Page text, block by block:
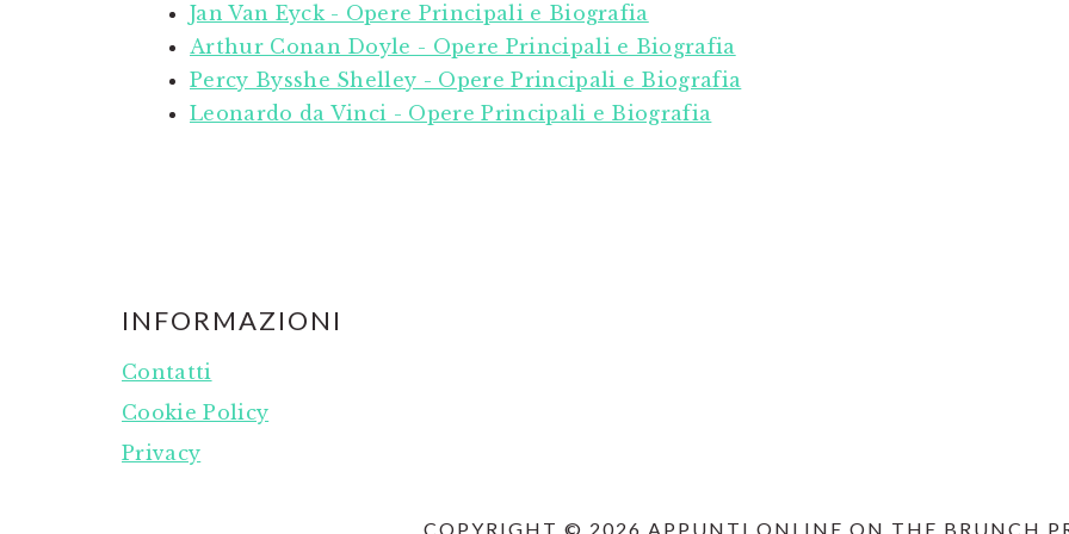
Jan Van Eyck - Opere Principali e Biografia
Arthur Conan Doyle - Opere Principali e Biografia
Percy Bysshe Shelley - Opere Principali e Biografia
Leonardo da Vinci - Opere Principali e Biografia
FOOTERINFORMAZIONI
Contatti
Cookie Policy
Privacy
COPYRIGHT © 2026 APPUNTI ONLINE ON THE BRUNCH